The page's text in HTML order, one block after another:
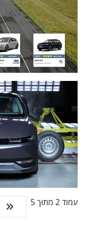
עמוד 2 מתוך 5